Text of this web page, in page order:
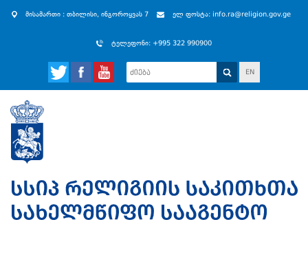
მისამართი : თბილისი, ინგოროყვას 7 ელ ფოსტა: info.ra@religion.gov.ge
ტელეფონი: +995 322 990900
EN